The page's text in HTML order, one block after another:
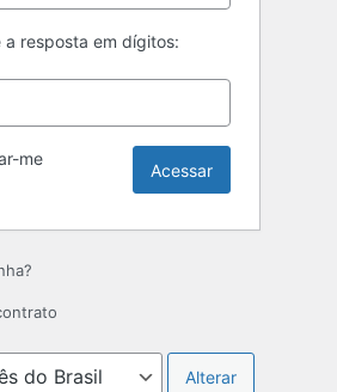
a resposta em dígitos:
me